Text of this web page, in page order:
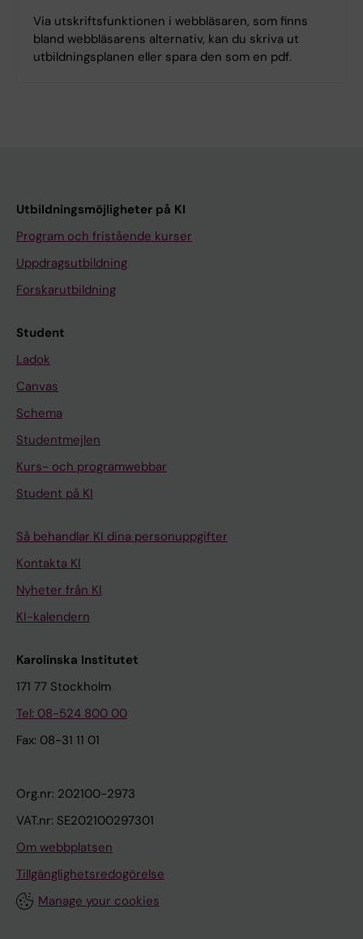
Via utskriftsfunktionen i webbläsaren, som finns
bland webbläsarens alternativ, kan du skriva ut
utbildningsplanen eller spara den som en pdf.
Utbildningsmöjligheter på KI
Program och fristående kurser
Uppdragsutbildning
Forskarutbildning
Student
Ladok
Canvas
Schema
Studentmejlen
Kurs- och programwebbar
Student på KI
Så behandlar KI dina personuppgifter
Kontakta KI
Nyheter från KI
KI-kalendern
Karolinska Institutet
171 77 Stockholm
Tel: 08-524 800 00
Fax: 08-31 11 01
Org.nr: 202100-2973
VAT.nr: SE202100297301
Om webbplatsen
Tillgänglighetsredogörelse
Manage your cookies